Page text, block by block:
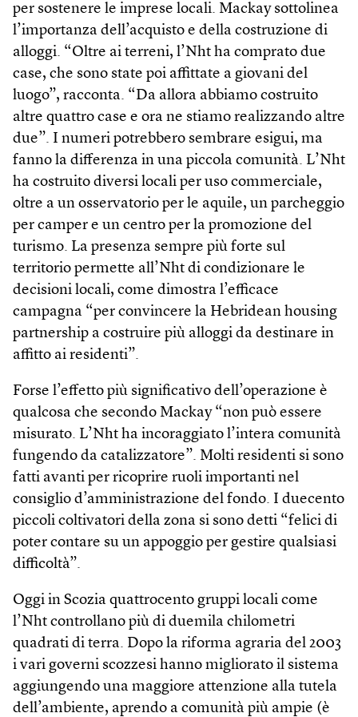
per sostenere le imprese locali. Mackay sottolinea
l’importanza dell’acquisto e della costruzione di
alloggi. “Oltre ai terreni, l’Nht ha comprato due
case, che sono state poi affittate a giovani del
luogo”, racconta. “Da allora abbiamo costruito
altre quattro case e ora ne stiamo realizzando altre
due”. I numeri potrebbero sembrare esigui, ma
fanno la differenza in una piccola comunità. L’Nht
ha costruito diversi locali per uso commerciale,
oltre a un osservatorio per le aquile, un parcheggio
per camper e un centro per la promozione del
turismo. La presenza sempre più forte sul
territorio permette all’Nht di condizionare le
decisioni locali, come dimostra l’efficace
campagna “per convincere la Hebridean housing
partnership a costruire più alloggi da destinare in
affitto ai residenti”.
Forse l’effetto più significativo dell’operazione è
qualcosa che secondo Mackay “non può essere
misurato. L’Nht ha incoraggiato l’intera comunità
fungendo da catalizzatore”. Molti residenti si sono
fatti avanti per ricoprire ruoli importanti nel
consiglio d’amministrazione del fondo. I duecento
piccoli coltivatori della zona si sono detti “felici di
poter contare su un appoggio per gestire qualsiasi
difficoltà”.
Oggi in Scozia quattrocento gruppi locali come
l’Nht controllano più di duemila chilometri
quadrati di terra. Dopo la riforma agraria del 2003
i vari governi scozzesi hanno migliorato il sistema
aggiungendo una maggiore attenzione alla tutela
dell’ambiente, aprendo a comunità più ampie (è